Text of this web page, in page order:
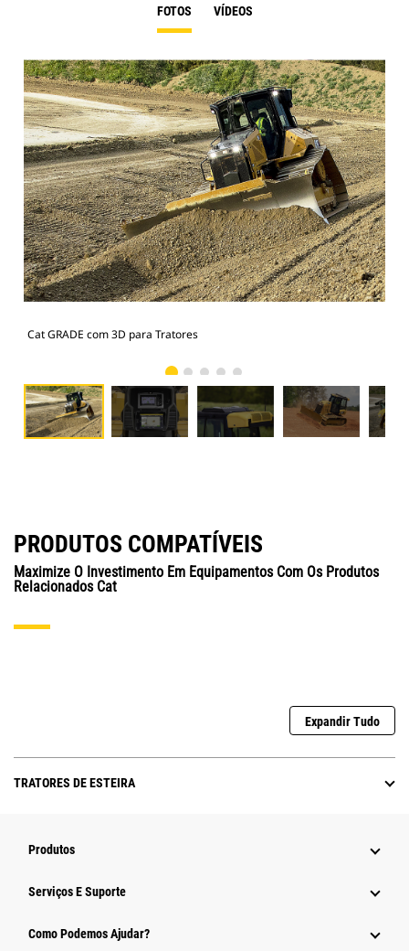
FOTOS VÍDEOS
Cat GRADE com 3D para Tratores
PRODUTOS COMPATÍVEIS
Maximize O Investimento Em Equipamentos Com Os Produtos
Relacionados Cat
Expandir Tudo
TRATORES DE ESTEIRA
Produtos
Serviços E Suporte
Como Podemos Ajudar?